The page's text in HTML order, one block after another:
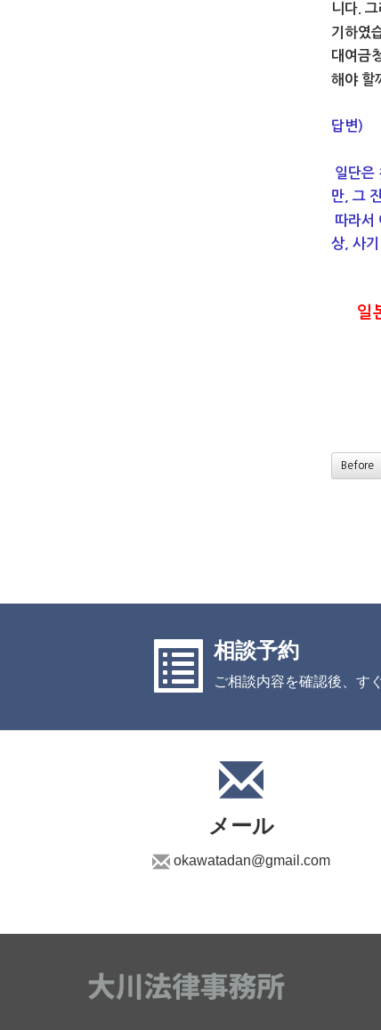
니다.
기하였
대여금
해야 할
답변)
일단은
만, 그
따라서
상, 사
일
Before
相談予約
ご相談内容を確認後、す
メール
okawatadan@gmail.com